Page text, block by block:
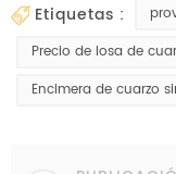
etiquetas :
Precio de losa de
Encimera de cuarzo